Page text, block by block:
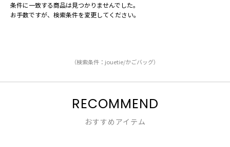
条件に一致する商品は見つかりませんでした。
お手数ですが、検索条件を変更してください。
（検索条件：jouetie/かごバッグ）
RECOMMEND
おすすめアイテム